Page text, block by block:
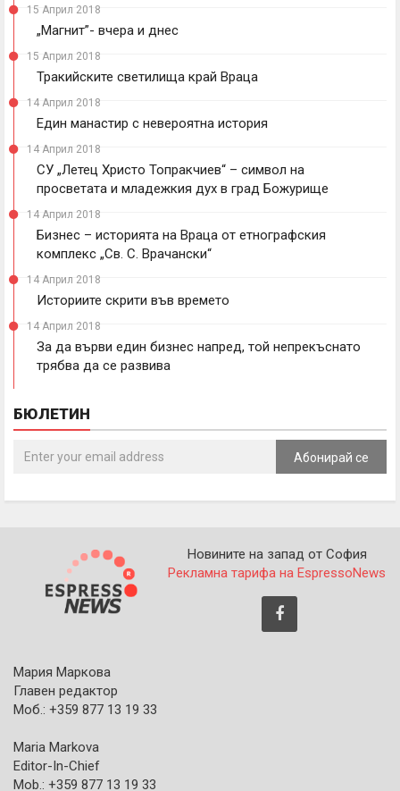
15 Април 2018
„Магнит”- вчера и днес
15 Април 2018
Тракийските светилища край Враца
14 Април 2018
Един манастир с невероятна история
14 Април 2018
СУ „Летец Христо Топракчиев“ – символ на
просветата и младежкия дух в град Божурище
14 Април 2018
Бизнес – историята на Враца от етнографския
комплекс „Св. С. Врачански“
14 Април 2018
Историите скрити във времето
14 Април 2018
За да върви един бизнес напред, той непрекъснато
трябва да се развива
БЮЛЕТИН
Абонирай се
Новините на запад от София
Рекламна тарифа на EspressoNews
Мария Маркова
Главен редактор
Моб.: +359 877 13 19 33
Maria Markova
Editor-In-Chief
Mob.: +359 877 13 19 33